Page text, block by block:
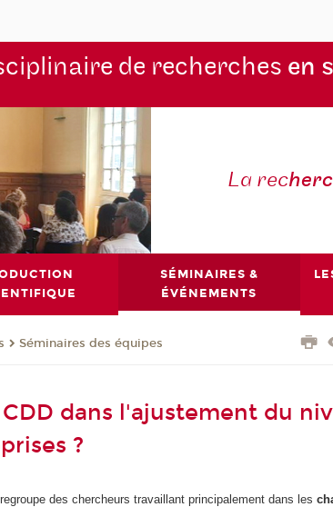
de recherches en
La rec
SÉMINAIRES &
ÉVÉNEMENTS
Séminaires des équipes
dans l'ajustement du
?
regroupe des chercheurs travaillant principalement dans les